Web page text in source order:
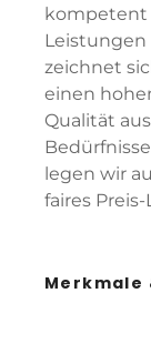
kompetent
Leistungen
zeichnet
einen
Qualität
legen wir
faires
Merkmale